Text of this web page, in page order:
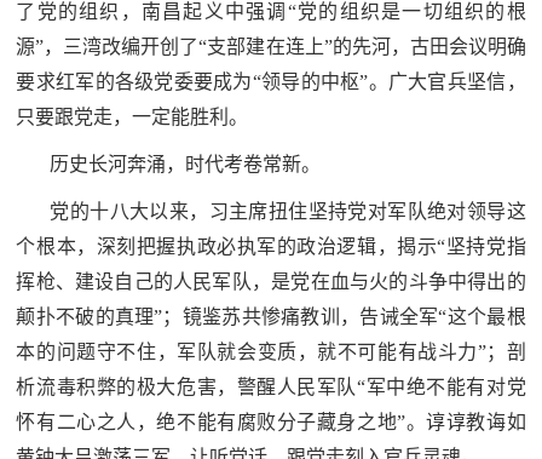
智
库
雄
模
范
英
退
役
军
风
了党的组织，南昌起义中强调“党的组织是一切组织的根
源”，三湾改编开创了“支部建在连上”的先河，古田会议明确
要求红军的各级党委要成为“领导的中枢”。广大官兵坚信，
只要跟党走，一定能胜利。
历史长河奔涌，时代考卷常新。
党的十八大以来，习主席扭住坚持党对军队绝对领导这
个根本，深刻把握执政必执军的政治逻辑，揭示“坚持党指
挥枪、建设自己的人民军队，是党在血与火的斗争中得出的
颠扑不破的真理”；镜鉴苏共惨痛教训，告诫全军“这个最根
本的问题守不住，军队就会变质，就不可能有战斗力”；剖
析流毒积弊的极大危害，警醒人民军队“军中绝不能有对党
怀有二心之人，绝不能有腐败分子藏身之地”。谆谆教诲如